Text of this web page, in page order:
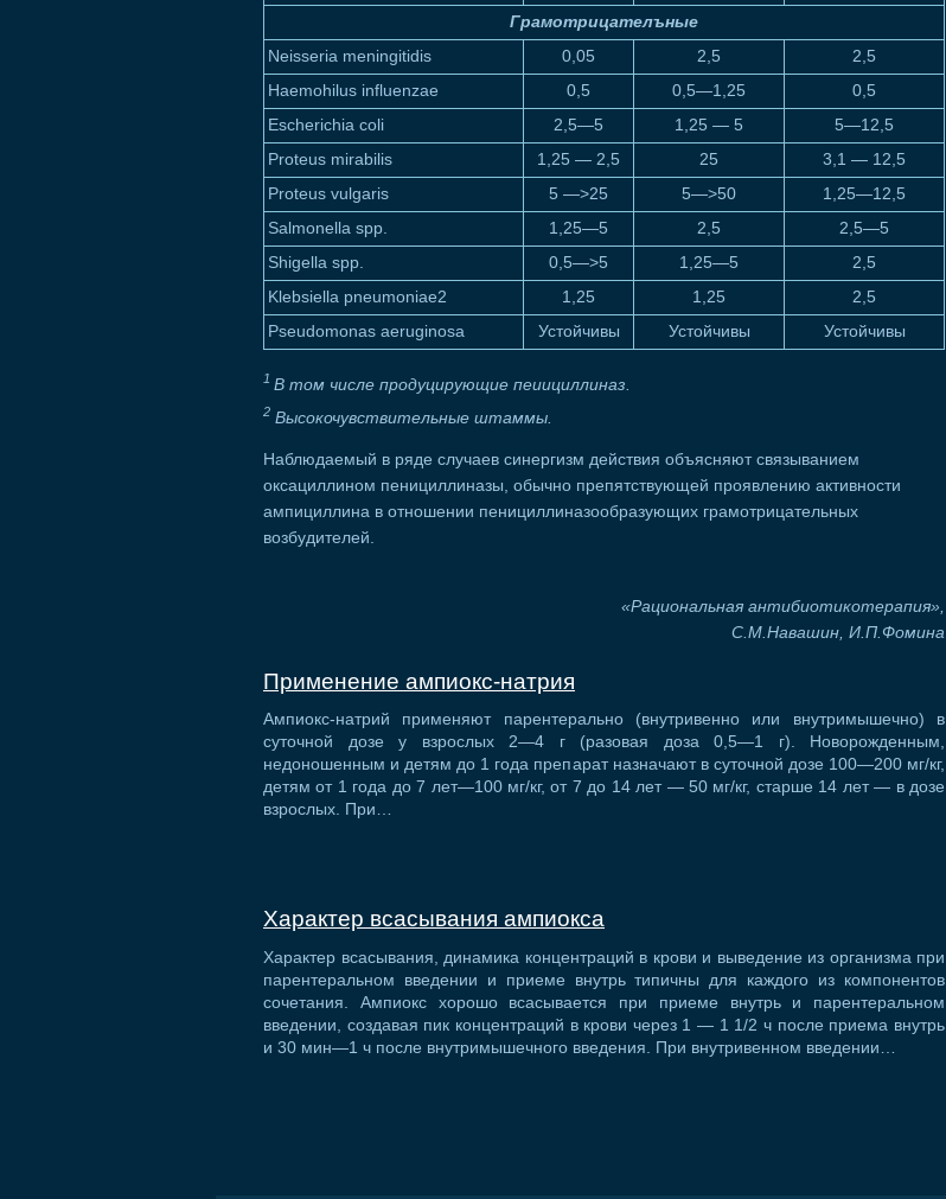
Грамотрицателъные
Neisseria meningitidis
0,05 2,5
2,5
Haemohilus influenzae
0,5 0,5—1,25
0,5
Escherichia coli
2,5—5 1,25 — 5
5—12,5
Proteus mirabilis
1,25 — 2,5 25
3,1 — 12,5
Proteus vulgaris
5 —>25 5—>50
1,25—12,5
Salmonella spp.
1,25—5 2,5
2,5—5
Shigella spp.
0,5—>5 1,25—5
2,5
Klebsiella pneumoniae2
1,25 1,25
2,5
Pseudomonas aeruginosa
Устойчивы Устойчивы Устойчивы
1 В том числе продуцирующие пеиициллиназ.
2 Высокочувствительные штаммы.
Наблюдаемый в ряде случаев синергизм действия объясняют связыванием
оксациллином пенициллиназы, обычно препятствующей проявлению активности
ампициллина в отношении пенициллиназообразующих грамотрицательных
возбудителей.
«Рациональная антибиотикотерапия»,
С.М.Навашин, И.П.Фомина
Применение ампиокс-натрия
Ампиокс-натрий применяют парентерально (внутривенно или внутримышечно) в
суточной дозе у взрослых 2—4 г (разовая доза 0,5—1 г). Новорожденным,
недоношенным и детям до 1 года препарат назначают в суточной дозе 100—200 мг/кг,
детям от 1 года до 7 лет—100 мг/кг, от 7 до 14 лет — 50 мг/кг, старше 14 лет — в дозе
взрослых. При…
Характер всасывания ампиокса
Характер всасывания, динамика концентраций в крови и выведение из организма при
парентеральном введении и приеме внутрь типичны для каждого из компонентов
сочетания. Ампиокс хорошо всасывается при приеме внутрь и парентеральном
введении, создавая пик концентраций в крови через 1 — 1 1/2 ч после приема внутрь
и 30 мин—1 ч после внутримышечного введения. При внутривенном введении…